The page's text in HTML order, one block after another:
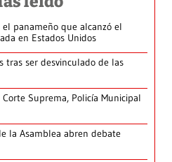
panameño que alcanzó el
en Estados Unidos
tras ser desvinculado de las
Suprema, Policía Municipal
la Asamblea abren debate